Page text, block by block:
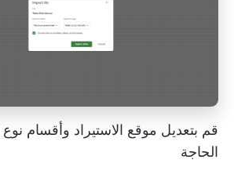
قم بتعديل موقع الاستيراد وأقسام
الحاجة